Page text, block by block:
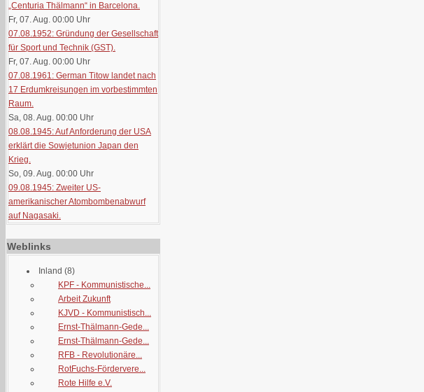
„Centuria Thälmann“ in Barcelona.
Fr, 07. Aug. 00:00 Uhr
07.08.1952: Gründung der Gesellschaft
für Sport und Technik (GST).
Fr, 07. Aug. 00:00 Uhr
07.08.1961: German Titow landet nach
17 Erdumkreisungen im vorbestimmten
Raum.
Sa, 08. Aug. 00:00 Uhr
08.08.1945: Auf Anforderung der USA
erklärt die Sowjetunion Japan den
Krieg.
So, 09. Aug. 00:00 Uhr
09.08.1945: Zweiter US-
amerikanischer Atombombenabwurf
auf Nagasaki.
Weblinks
Inland (8)
KPF - Kommunistische...
Arbeit Zukunft
KJVD - Kommunistisch...
Ernst-Thälmann-Gede...
Ernst-Thälmann-Gede...
RFB - Revolutionäre...
RotFuchs-Fördervere...
Rote Hilfe e.V.